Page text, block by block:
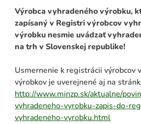
Výrobca vyhradeného výrobku,
zapísaný v Registri výrobcov
výrobku nesmie uvádzať
na trh v Slovenskej republike!
Usmernenie k registrácii výrobcov
výrobkov je uverejnené aj na
http://www.minzp.sk/aktualne/
vyhradeneho-vyrobku-zapis-do-
vyhradeneho-vyrobku.html